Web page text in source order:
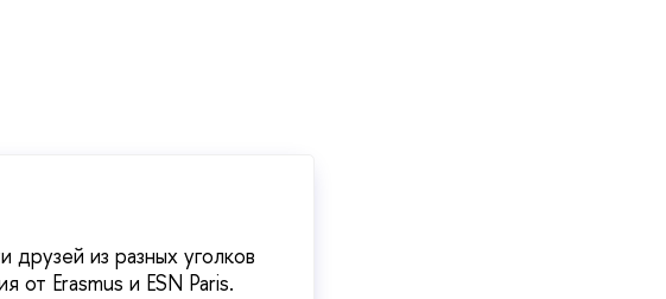
из разных уголков
Erasmus и ESN Paris.